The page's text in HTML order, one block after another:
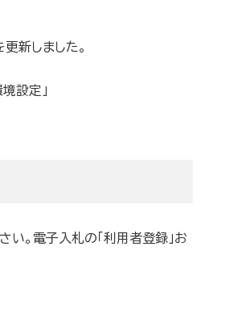
新しました。
設定」
い。電子入札の「利用者登録」お